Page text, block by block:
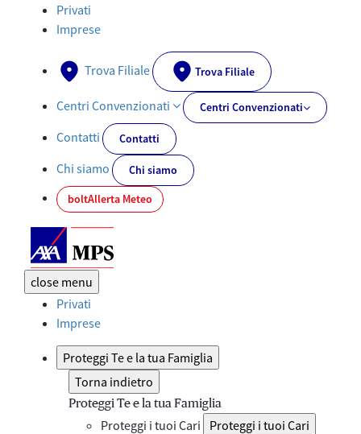
Documenti PRIIPs - AXA-MPS.IT
Privati
Imprese
Trova Filiale Trova Filiale
Centri Convenzionati Centri Convenzionati
Contatti Contatti
Chi siamo
Chi siamo
boltAllerta Meteo
close menu
Privati
Imprese
Proteggi Te e la tua Famiglia
Torna indietro
Proteggi Te e la tua Famiglia
Proteggi i tuoi Cari
Proteggi i tuoi Cari